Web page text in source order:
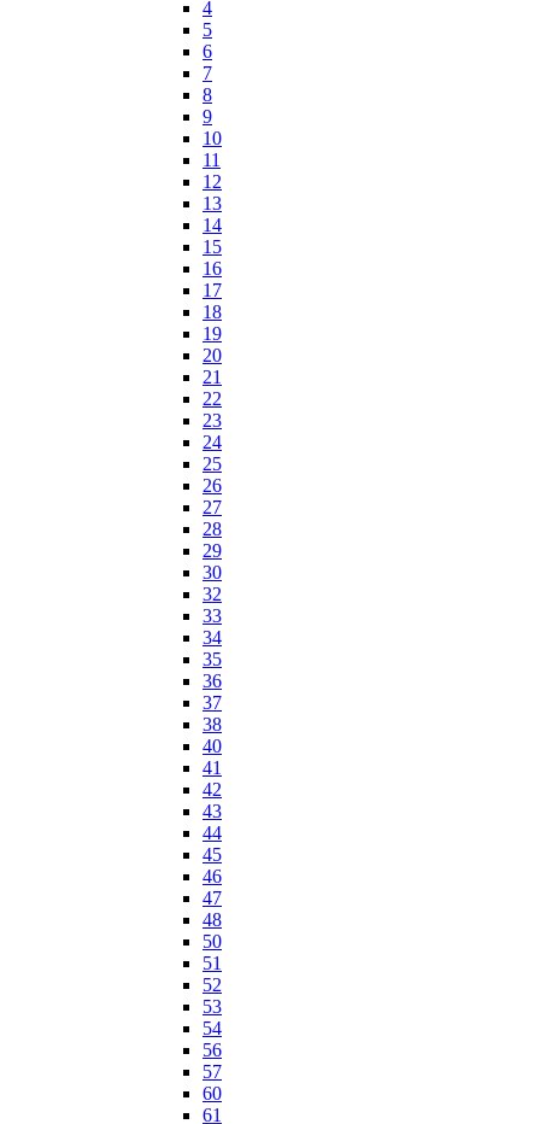
4
5
6
7
8
9
10
11
12
13
14
15
16
17
18
19
20
21
22
23
24
25
26
27
28
29
30
32
33
34
35
36
37
38
40
41
42
43
44
45
46
47
48
50
51
52
53
54
56
57
60
61